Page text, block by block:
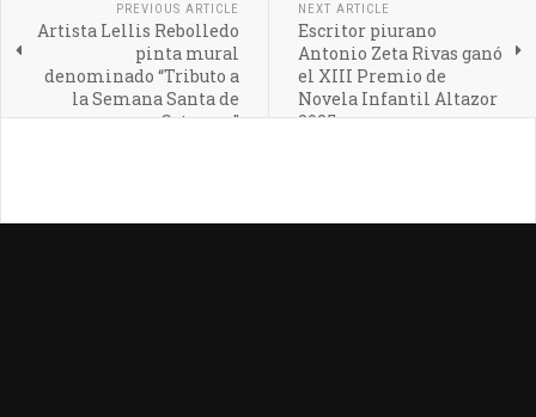
PREVIOUS ARTICLE
Artista Lellis Rebolledo
pinta mural
denominado “Tributo a
la Semana Santa de
Catacaos”
NEXT ARTICLE
Escritor piurano
Antonio Zeta Rivas ganó
el XIII Premio de
Novela Infantil Altazor
2025